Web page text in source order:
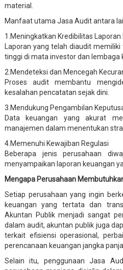
material.
Manfaat utama Jasa Audit antara
1.Meningkatkan Kredibilitas Laporan
Laporan yang telah diaudit
tinggi di mata investor dan lembaga
2.Mendeteksi dan Mencegah
Proses audit membantu
kesalahan pencatatan sejak dini.
3.Mendukung Pengambilan
Data keuangan yang akurat
manajemen dalam menentukan
4.Memenuhi Kewajiban Regulasi
Beberapa jenis perusahaan
menyampaikan laporan keuangan
Mengapa Perusahaan
Setiap perusahaan yang ingin
keuangan yang tertata dan
Akuntan Publik menjadi sangat
dalam audit, akuntan publik juga
terkait efisiensi operasional,
perencanaan keuangan jangka
Selain itu, penggunaan Jasa